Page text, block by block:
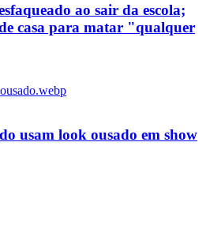
ao sair da escola;
casa para matar "qualquer
usam look ousado em show